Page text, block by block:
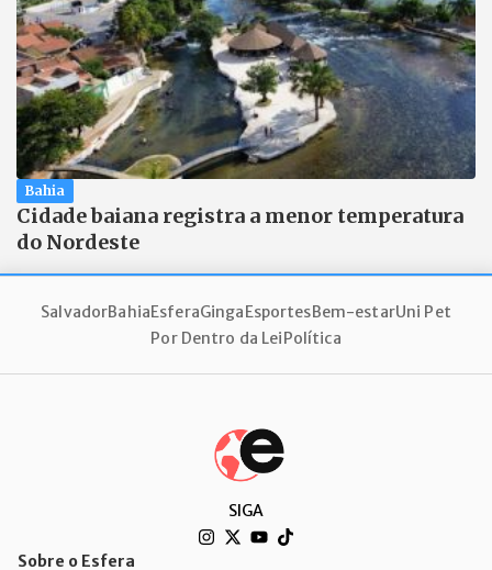
Bahia
Cidade baiana registra a menor temperatura
do Nordeste
SalvadorBahiaEsferaGingaEsportesBem-estarUni Pet
Por Dentro da LeiPolítica
SIGA
Sobre o Esfera